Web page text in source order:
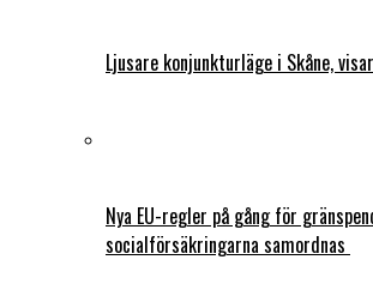
Ljusare konjunkturläge i Skåne,
Nya EU-regler på gång för
socialförsäkringarna samordnas